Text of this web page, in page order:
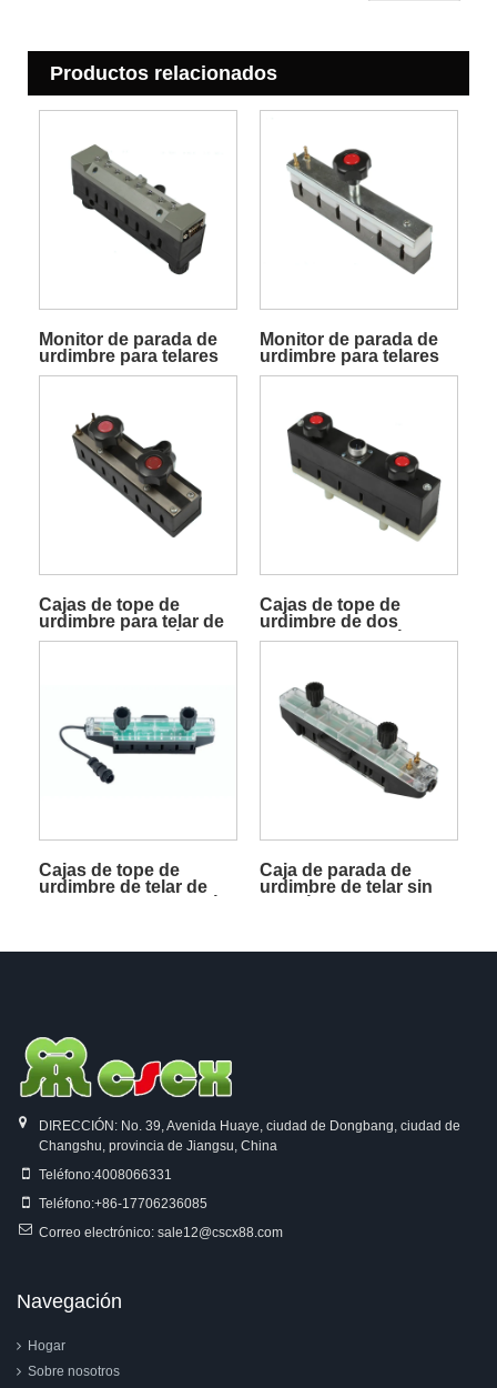
Productos relacionados
Monitor de parada de
urdimbre para telares
Monitor de parada de
urdimbre para telares
Cajas de tope de
urdimbre para telar de
pinzas sin función de
Cajas de tope de
urdimbre de dos
agujas sin función de
Cajas de tope de
urdimbre de telar de
Caja de parada de
urdimbre de telar sin
DIRECCIÓN: No. 39, Avenida Huaye, ciudad de Dongbang, ciudad de
Changshu, provincia de Jiangsu, China
Teléfono:4008066331
Teléfono:+86-17706236085
Correo electrónico: sale12@cscx88.com
Navegación
Hogar
Sobre nosotros